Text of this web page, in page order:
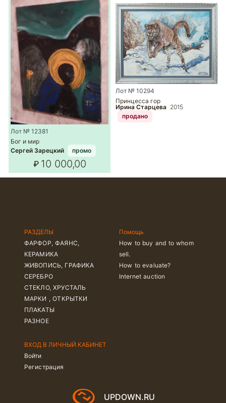
Лот № 12381
Бог и мир
Сергей Зарецкий
промо
₽ 10 000,00
Лот № 10294
Принцесса гор
Ирина Старцева 2015
продано
РАЗДЕЛЫ
ФАРФОР, ФАЯНС,
КЕРАМИКА
ЖИВОПИСЬ, ГРАФИКА
СЕРЕБРО
СТЕКЛО, ХРУСТАЛЬ
МАРКИ , ОТКРЫТКИ
ПЛАКАТЫ
РАЗНОЕ
Помощь
How to buy and to whom
sell.
How to evaluate?
Internet auction
ВХОД В ЛИЧНЫЙ КАБИНЕТ
Войти
Регистрация
UPDOWN.RU